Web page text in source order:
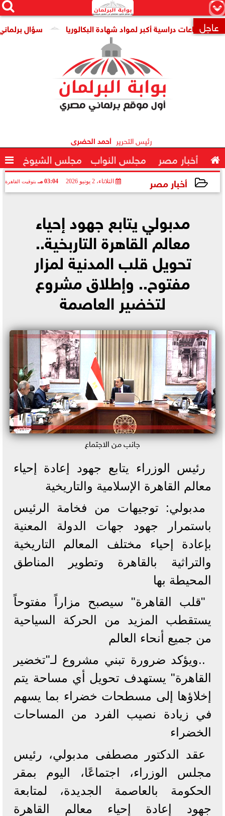
×


 عاجل سؤال برلماني عن دراسية أكبر لمواد شهادة البكالوريا
رئيس التحرير أحمد الحضرى
 أخبار مصر مجلس النواب مجلس الشيوخ 
أخبار مصر الثلاثاء، 2 يونيو 2026 03:04 مـ بتوقيت القاهرة
مدبولي يتابع جهود إحياء
معالم القاهرة التاربخية..
تحويل قلب المدنية لمزار
مفتوح.. وإطلاق مشروع
لتخضير العاصمة
جانب من الاجتماع
رئيس الوزراء يتابع جهود إعادة إحياء
معالم القاهرة الإسلامية والتاريخية
مدبولي: توجيهات من فخامة الرئيس
باستمرار جهود جهات الدولة المعنية
بإعادة إحياء مختلف المعالم التاريخية
والتراثية بالقاهرة وتطوير المناطق
المحيطة بها
"قلب القاهرة" سيصبح مزاراً مفتوحاً
يستقطب المزيد من الحركة السياحية
من جميع أنحاء العالم
..ويؤكد ضرورة تبني مشروع لـ"تخضير
القاهرة" يستهدف تحويل أي مساحة يتم
إخلاؤها إلى مسطحات خضراء بما يسهم
في زيادة نصيب الفرد من المساحات
الخضراء
عقد الدكتور مصطفى مدبولي، رئيس
مجلس الوزراء، اجتماعًا، اليوم بمقر
الحكومة بالعاصمة الجديدة، لمتابعة
جهود إعادة إحياء معالم القاهرة